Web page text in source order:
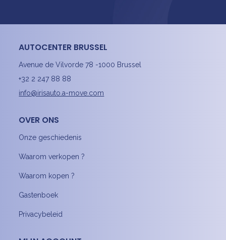
AUTOCENTER BRUSSEL
Avenue de Vilvorde 78 -1000 Brussel
+32 2 247 88 88
info@irisauto.a-move.com
OVER ONS
Onze geschiedenis
Waarom verkopen ?
Waarom kopen ?
Gastenboek
Privacybeleid